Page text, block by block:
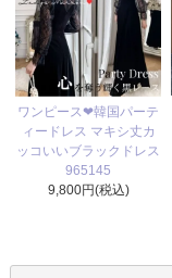
ワンピース❤韓国パーテ
ィードレス マキシ丈カ
ッコいいブラックドレス
965145
9,800円(税込)